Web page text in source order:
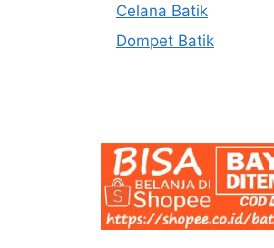
Celana Batik
Dompet Batik